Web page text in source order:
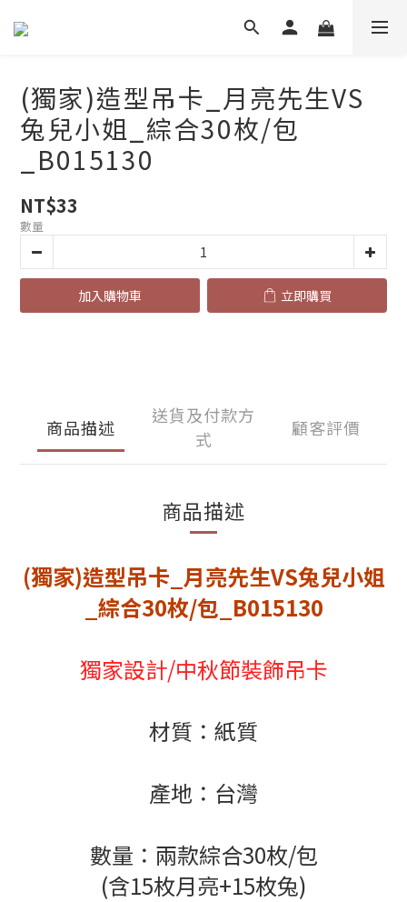
(獨家)造型吊卡_月亮先生VS
兔兒小姐_綜合30枚/包
_B015130
NT$33
數量
加入購物車 立即購買
商品描述
送貨及付款方
式
顧客評價
商品描述
(獨家)造型吊卡_月亮先生VS兔兒小姐
_綜合30枚/包_B015130
獨家設計/中秋節裝飾吊卡
材質：紙質
產地：台灣
數量：兩款綜合30枚/包
(含15枚月亮+15枚兔)